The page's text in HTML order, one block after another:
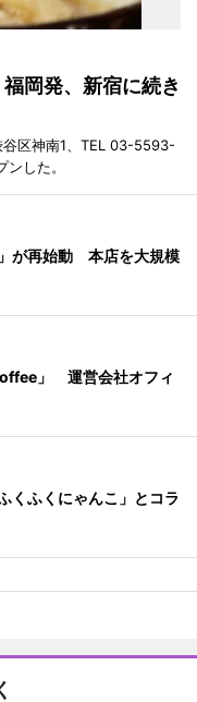
岡発、新宿に続き
谷区神南1、TEL 03-5593-
した。
が再始動 本店を大規模
」 運営会社オフィ
くふくにゃんこ」とコラ